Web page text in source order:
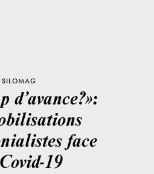
SILOMAG
d’avance?»:
face
19